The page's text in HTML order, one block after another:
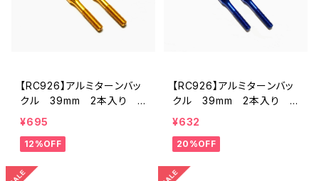
【RC926】アルミターンバッ
クル 39mm 2本入り
ゴールド KN-TB39GD
¥695
12%OFF
【RC926】アルミターンバッ
クル 39mm 2本入り K
Nブルー KN-TB39KB
¥632
20%OFF